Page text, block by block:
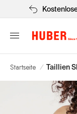
Startseite / Taillien